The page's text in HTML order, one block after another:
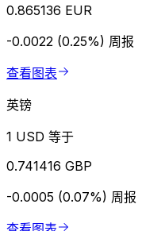
0.865136 EUR
-0.0022 (0.25%) 周报
查看图表
英镑
1 USD 等于
0.741416 GBP
-0.0005 (0.07%) 周报